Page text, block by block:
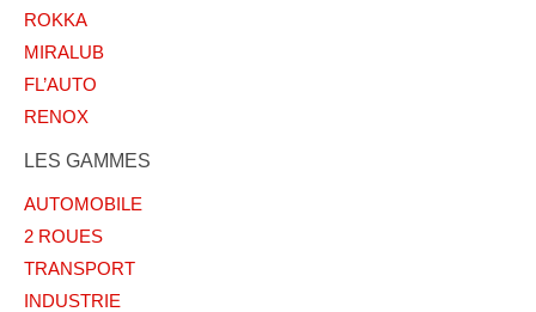
ROKKA
MIRALUB
FL’AUTO
RENOX
LES GAMMES
AUTOMOBILE
2 ROUES
TRANSPORT
INDUSTRIE